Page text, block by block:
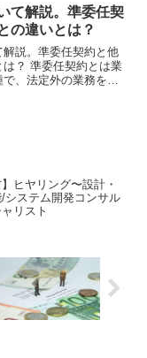
はないでしょうか？
ランス...
て解説。準委任契
の違いとは？
説。準委任契約と他
？ 準委任契約とは業
、法定外の業務を外
ヒヤリング〜設計・
システム開発コンサル
リスト